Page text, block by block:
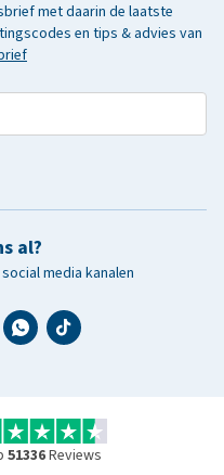
met daarin de laatste
en tips & advies van
al?
media kanalen
51336Reviews